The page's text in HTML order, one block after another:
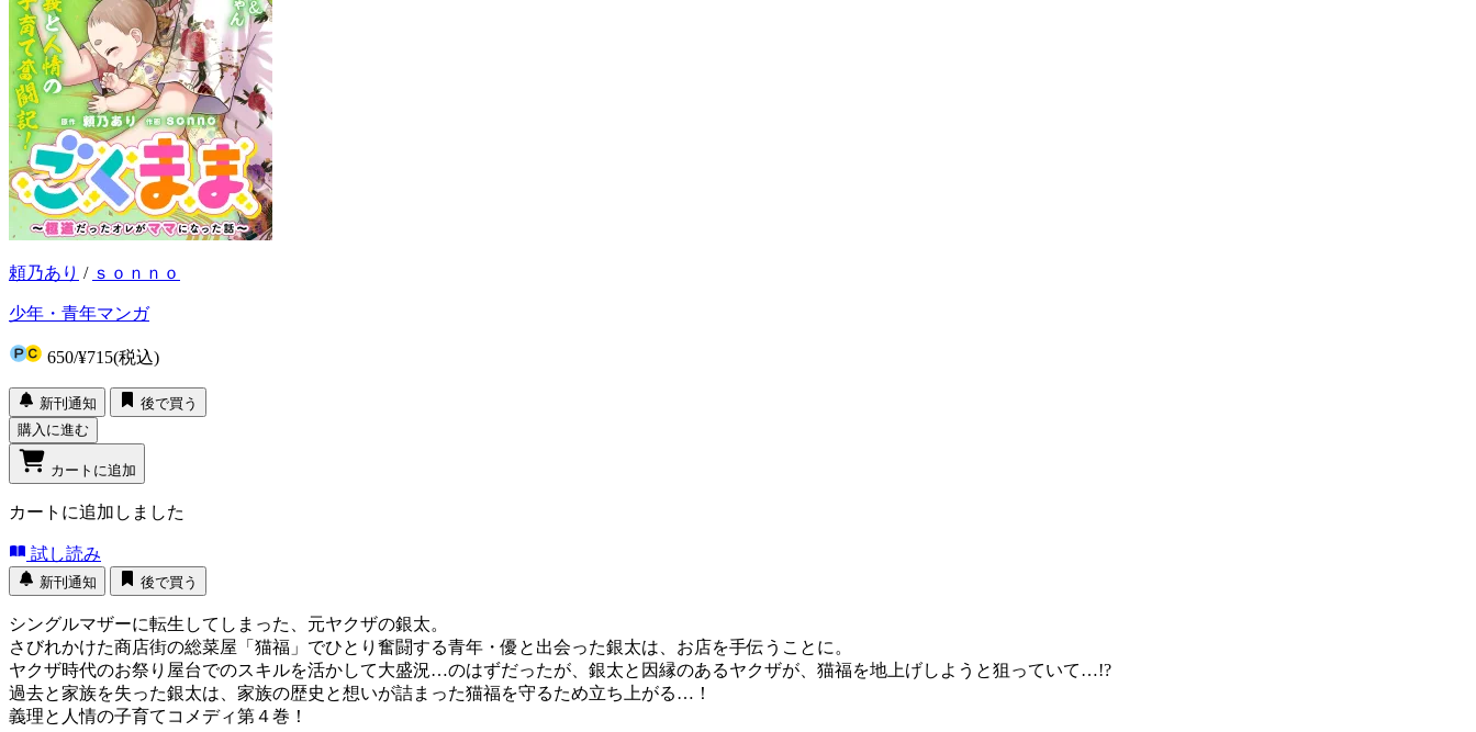
頼乃あり / ｓｏｎｎｏ
少年・青年マンガ
650/¥715(税込)
新刊通知
後で買う
購入に進む
カートに追加
カートに追加しました
試し読み
新刊通知 後で買う
シングルマザーに転生してしまった、元ヤクザの銀太。
さびれかけた商店街の総菜屋「猫福」でひとり奮闘する青年・優と出会った銀太は、お店を手伝うことに。
ヤクザ時代のお祭り屋台でのスキルを活かして大盛況…のはずだったが、銀太と因縁のあるヤクザが、猫福を地上げしようと狙っていて…!?
過去と家族を失った銀太は、家族の歴史と想いが詰まった猫福を守るため立ち上がる…！
義理と人情の子育てコメディ第４巻！